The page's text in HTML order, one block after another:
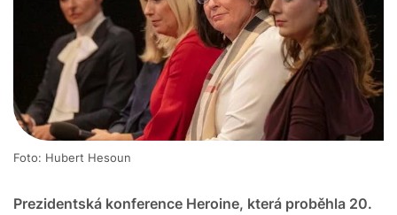
Prezidentská konference Heroine, která proběhla 20.
Foto: Hubert Hesoun